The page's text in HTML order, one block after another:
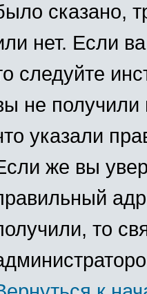
сказано,
нет. Если
следуйте
не получили
указали
же вы
то